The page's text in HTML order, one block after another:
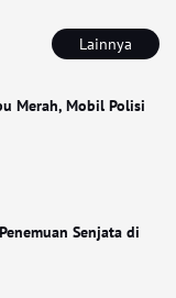
Lainnya
Merah, Mobil Polisi
Senjata di